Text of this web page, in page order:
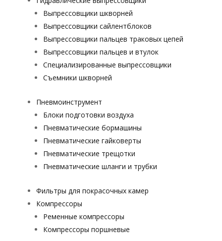
Выпрессовщики шкворней
Выпрессовщики сайлентблоков
Выпрессовщики пальцев траковых цепей
Выпрессовщики пальцев и втулок
Специализированные выпрессовщики
Cъемники шкворней
Пневмоинструмент
Блоки подготовки воздуха
Пневматические бормашины
Пневматические гайковерты
Пневматические трещотки
Пневматические шланги и трубки
Фильтры для покрасочных камер
Компрессоры
Ременные компрессоры
Компрессоры поршневые